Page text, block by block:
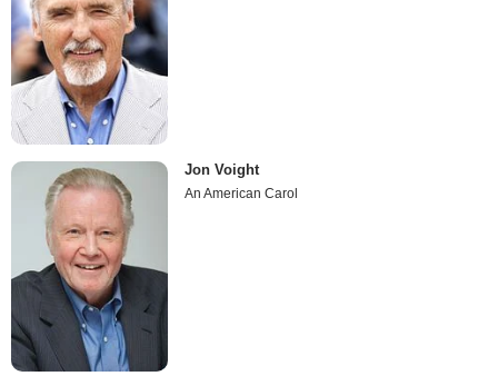
Jon Voight
An American Carol